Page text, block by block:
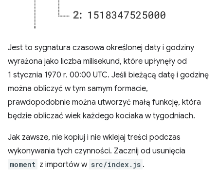
Jest to sygnatura czasowa określonej daty i godziny
wyrażona jako liczba milisekund, które upłynęły od
1 stycznia 1970 r. 00:00 UTC. Jeśli bieżącą datę i godzinę
można obliczyć w tym samym formacie,
prawdopodobnie można utworzyć małą funkcję, która
będzie obliczać wiek każdego kociaka w tygodniach.
Jak zawsze, nie kopiuj i nie wklejaj treści podczas
wykonywania tych czynności. Zacznij od usunięcia
moment z importów w src/index.js .